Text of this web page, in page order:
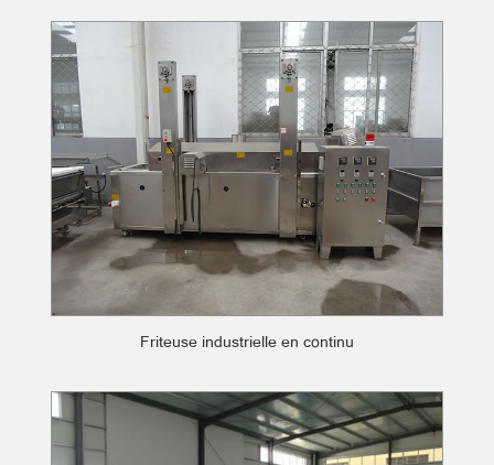
Friteuse industrielle en continu